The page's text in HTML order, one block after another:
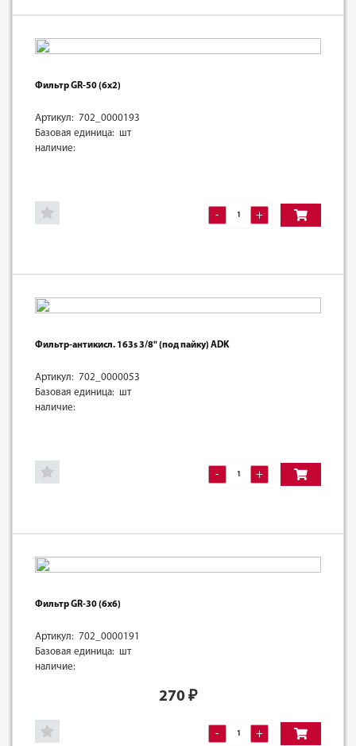
Фильтр GR-50 (6х2)
Артикул: 702_0000193
Базовая единица: шт
наличие:
- +
Фильтр-антикисл. 163s 3/8" (под пайку) ADK
Артикул: 702_0000053
Базовая единица: шт
наличие:
- +
Фильтр GR-30 (6х6)
Артикул: 702_0000191
Базовая единица: шт
наличие:
270 ₽
- +